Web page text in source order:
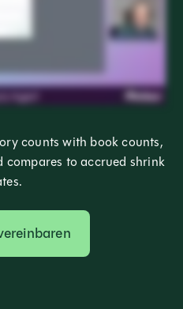
counts with book counts,
compares to accrued shrink